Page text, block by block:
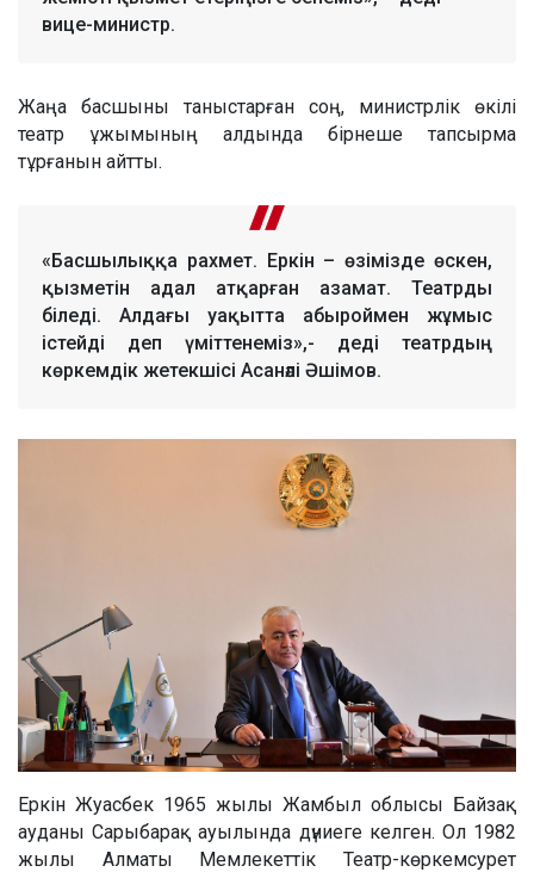
вице-министр.
Жаңа басшыны таныстарған соң, министрлік өкілі
театр ұжымының алдында бірнеше тапсырма
тұрғанын айтты.
«Басшылыққа рахмет. Еркін – өзімізде өскен,
қызметін адал атқарған азамат. Театрды
біледі. Алдағы уақытта абыроймен жұмыс
істейді деп үміттенеміз»,- деді театрдың
көркемдік жетекшісі Асанәлі Әшімов.
Еркін Жуасбек 1965 жылы Жамбыл облысы Байзақ
ауданы Сарыбарақ ауылында дүниеге келген. Ол 1982
жылы Алматы Мемлекеттік Театр-көркемсурет